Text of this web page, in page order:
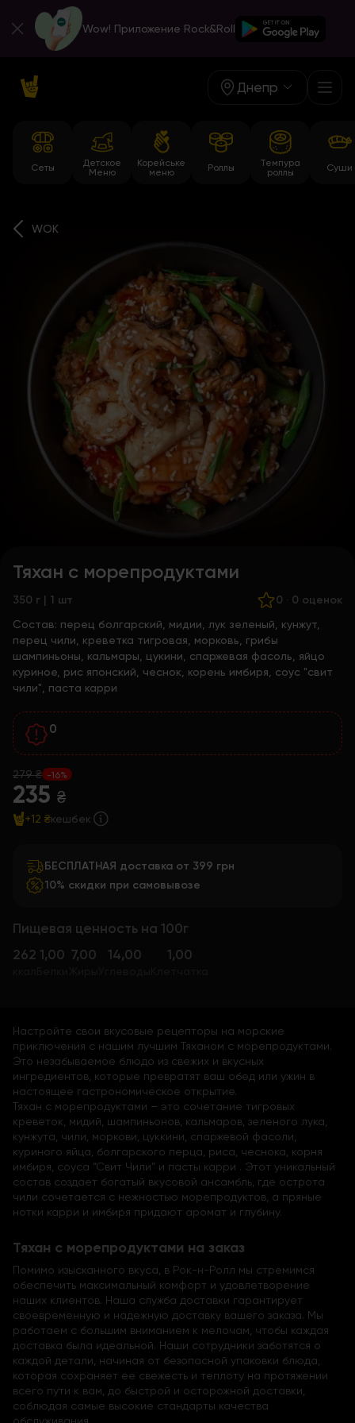
Wow! Приложение Rock&Roll
Днепр
Сеты
Детское
Меню
Корейське
меню
Роллы
Темпура
роллы
Суши
WOK
Тяхан с морепродуктами
350 г | 1 шт 0 · 0 оценок
Состав: перец болгарский, мидии, лук зеленый, кунжут,
перец чили, креветка тигровая, морковь, грибы
шампиньоны, кальмары, цукини, спаржевая фасоль, яйцо
куриное, рис японский, чеснок, корень имбиря, соус "свит
чили", паста карри
0
279 ₴ -16%
235 ₴
+12 ₴кешбек
БЕСПЛАТНАЯ доставка от 399 грн
10% скидки при самовывозе
Пищевая ценность на 100г
262 1,00 7,00 14,00 1,00
Настройте свои вкусовые рецепторы на морские
приключения с нашим лучшим Тяханом с морепродуктами.
Это незабываемое блюдо из свежих и вкусных
ингредиентов, которые превратят ваш обед или ужин в
настоящее гастрономическое открытие.
Тяхан с морепродуктами – это сочетание тигровых
креветок, мидий, шампиньонов, кальмаров, зеленого лука,
кунжута, чили, моркови, цуккини, спаржевой фасоли,
куриного яйца, болгарского перца, риса, чеснока, корня
имбиря, соуса “Свит Чили” и пасты карри . Этот уникальный
состав создает богатый вкусовой ансамбль, где острота
чили сочетается с нежностью морепродуктов, а пряные
нотки карри и имбиря придают аромат и глубину.
Тяхан с морепродуктами на заказ
Помимо изысканного вкуса, в Рок-н-Ролл мы стремимся
обеспечить максимальный комфорт и удовлетворение
наших клиентов. Наша служба доставки гарантирует
своевременную и надежную доставку вашего заказа. Мы
работаем с большим вниманием к мелочам, чтобы каждая
доставка была идеальной. Наши сотрудники заботятся о
каждой детали, начиная от безопасной упаковки блюда,
которая сохраняет ее свежесть и теплоту на протяжении
всего пути к вам, до быстрой и осторожной доставки,
соблюдая самые высокие стандарты качества